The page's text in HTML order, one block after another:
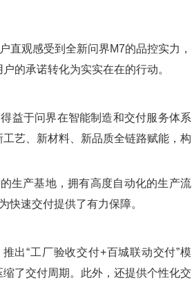
观感受到全新问界M7的品控实力，
的承诺转化为实实在在的行动。
于问界在智能制造和交付服务体系
艺、新材料、新品质全链路赋能，构
产基地，拥有高度自动化的生产流
快速交付提供了有力保障。
“工厂验收交付+百城联动交付”模
了交付周期。此外，还提供个性化交